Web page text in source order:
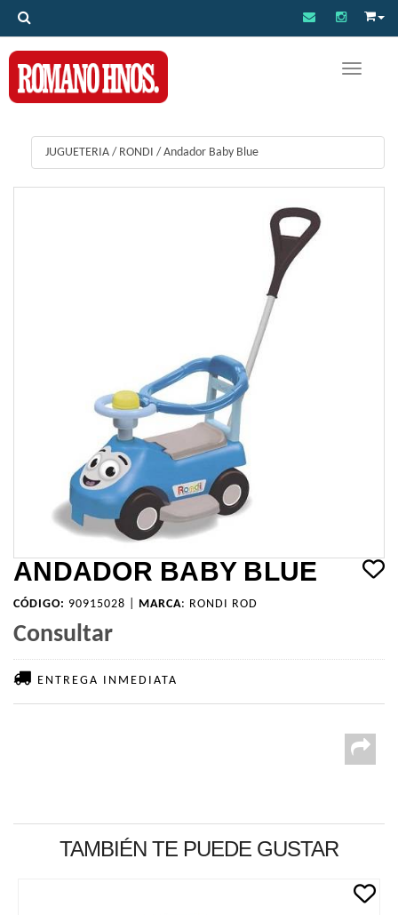
Toggle
JUGUETERIA / RONDI / Andador Baby Blue
ANDADOR BABY BLUE
CÓDIGO: 90915028 | MARCA: RONDI ROD
Consultar
ENTREGA INMEDIATA
TAMBIÉN TE PUEDE GUSTAR